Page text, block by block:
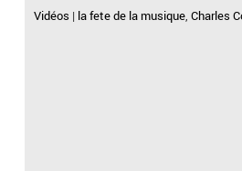
Vidéos | la fete de la musique,Charles